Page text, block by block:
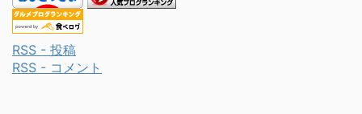
RSS - 投稿
RSS - コメント